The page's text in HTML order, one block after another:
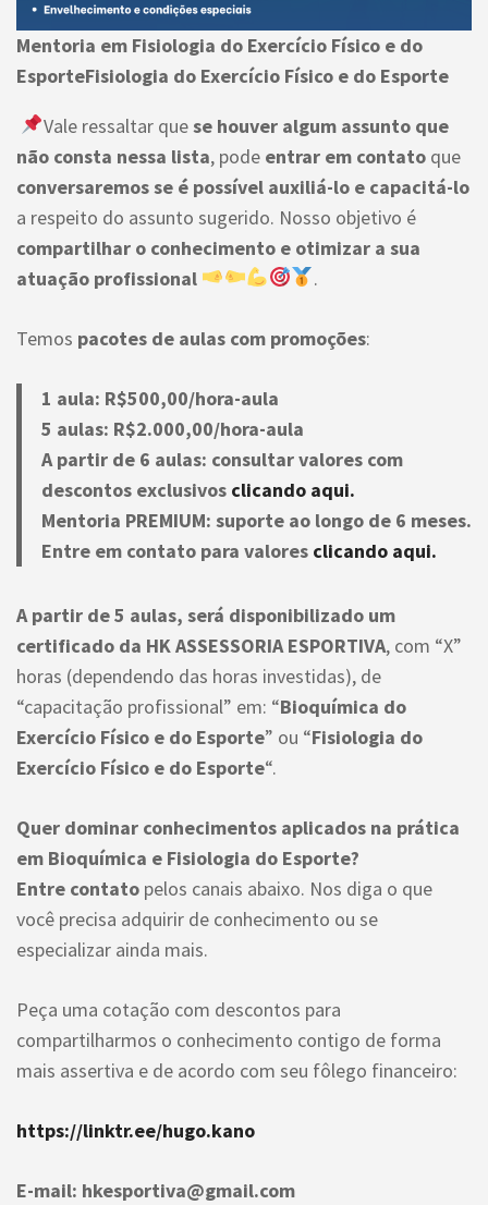
Mentoria em Fisiologia do Exercício Físico e do
EsporteFisiologia do Exercício Físico e do Esporte
Vale ressaltar quese houver algum assunto que
não consta nessa lista, pode entrar em contato que
conversaremos se é possível auxiliá-lo e capacitá-lo
a respeito do assunto sugerido. Nosso objetivo é
compartilhar o conhecimento e otimizar a sua
atuação profissional
.
Temos pacotes de aulas com promoções:
1 aula: R$500,00/hora-aula
5 aulas: R$2.000,00/hora-aula
A partir de 6 aulas: consultar valores com
descontos exclusivos clicando aqui.
Mentoria PREMIUM: suporte ao longo de 6 meses.
Entre em contato para valores clicando aqui.
A partir de 5 aulas, será disponibilizado um
certificado da HK ASSESSORIA ESPORTIVA, com “X”
horas (dependendo das horas investidas), de
“capacitação profissional” em: “Bioquímica do
Exercício Físico e do Esporte” ou “Fisiologia do
Exercício Físico e do Esporte“.
Quer dominar conhecimentos aplicados na prática
em Bioquímica e Fisiologia do Esporte?
Entre contato pelos canais abaixo. Nos diga o que
você precisa adquirir de conhecimento ou se
especializar ainda mais.
Peça uma cotação com descontos para
compartilharmos o conhecimento contigo de forma
mais assertiva e de acordo com seu fôlego financeiro:
https://linktr.ee/hugo.kano
E-mail: hkesportiva@gmail.com